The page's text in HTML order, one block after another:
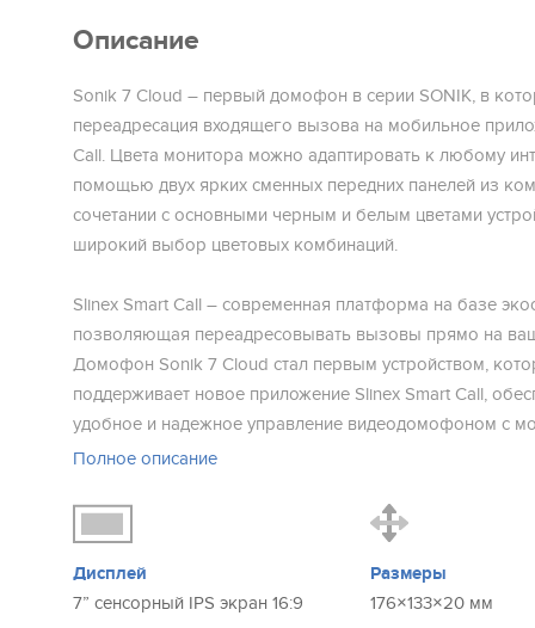
Описание
Sonik 7 Cloud – первый домофон в серии SONIK, в
переадресация входящего вызова на мобильное
Call. Цвета монитора можно адаптировать к любому
помощью двух ярких сменных передних панелей из
сочетании с основными черным и белым цветами
широкий выбор цветовых комбинаций.
Slinex Smart Call – современная платформа на базе
позволяющая переадресовывать вызовы прямо на
Домофон Sonik 7 Cloud стал первым устройством,
поддерживает новое приложение Slinex Smart Call,
удобное и надежное управление видеодомофоном с
телефона.
Cтиль твоего настроения
В комплекте Slinex Sonik 7 Cloud вы найдете 2 яркие
панели, которые сможете менять в зависимости от
сочетании с черным и белым основным цветом
Полное описание
Дисплей
7” сенсорный IPS экран 16:9
Размеры
176×133×20 мм